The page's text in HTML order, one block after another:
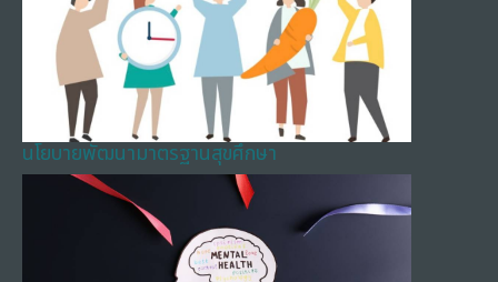
นโยบายพัฒนามาตรฐานสุขศึกษา